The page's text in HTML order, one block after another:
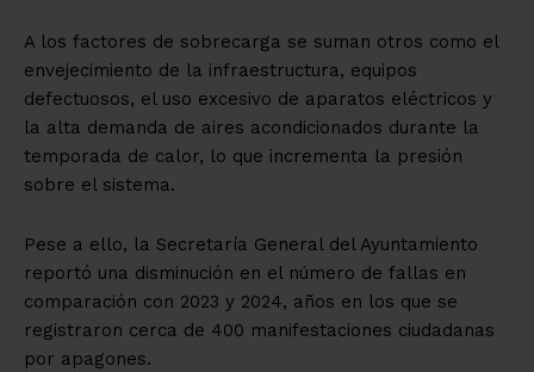
A los factores de sobrecarga se suman otros como el
envejecimiento de la infraestructura, equipos
defectuosos, el uso excesivo de aparatos eléctricos y
la alta demanda de aires acondicionados durante la
temporada de calor, lo que incrementa la presión
sobre el sistema.
Pese a ello, la Secretaría General del Ayuntamiento
reportó una disminución en el número de fallas en
comparación con 2023 y 2024, años en los que se
registraron cerca de 400 manifestaciones ciudadanas
por apagones.